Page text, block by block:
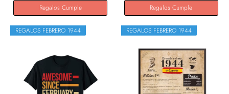
Regalos Cumple Regalos Cumple
REGALOS FEBRERO 1944 REGALOS FEBRERO 1944